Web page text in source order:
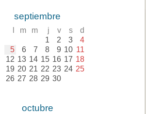
septiembre
m m j v s d
1 2 3 4
5 6 7 8 9 10 11
12 13 14 15 16 17 18
19 20 21 22 23 24 25
26 27 28 29 30
octubre